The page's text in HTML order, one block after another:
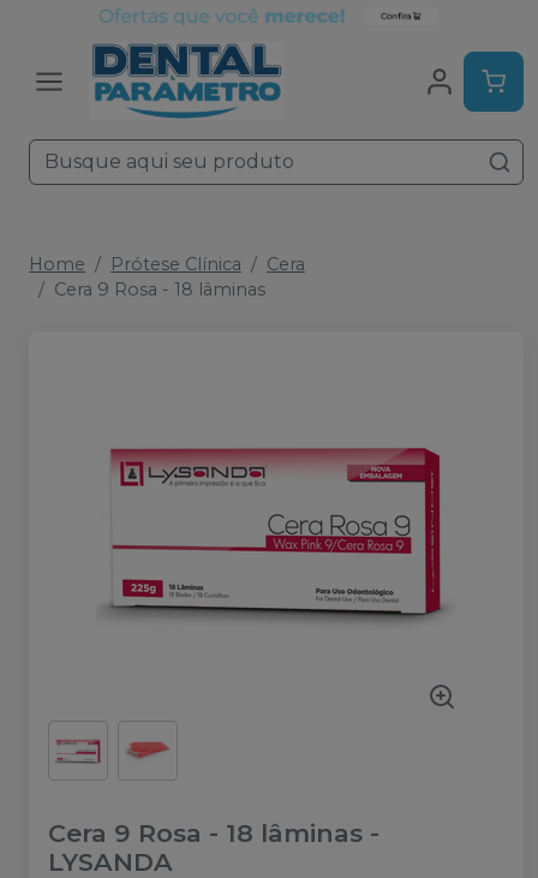
Home Prótese Clínica
Cera
Cera 9 Rosa - 18 lâminas
Cera 9 Rosa - 18 lâminas -
LYSANDA